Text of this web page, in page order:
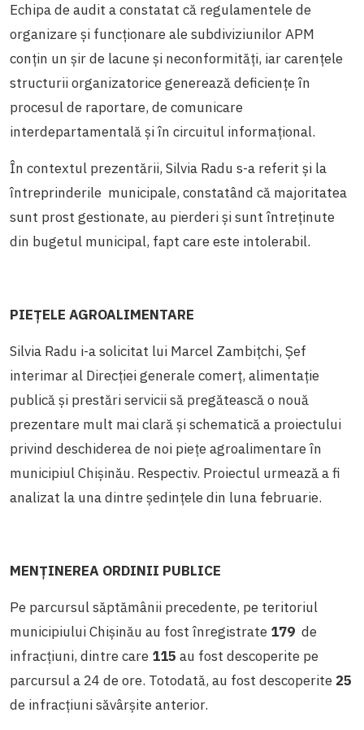
Echipa de audit a constatat că regulamentele de
organizare și funcționare ale subdiviziunilor APM
conțin un șir de lacune și neconformități, iar carențele
structurii organizatorice generează deficiențe în
procesul de raportare, de comunicare
interdepartamentală și în circuitul informațional.
În contextul prezentării, Silvia Radu s-a referit și la
întreprinderile municipale, constatând că majoritatea
sunt prost gestionate, au pierderi și sunt întreținute
din bugetul municipal, fapt care este intolerabil.
PIEȚELE AGROALIMENTARE
Silvia Radu i-a solicitat lui Marcel Zambiţchi, Șef
interimar al Direcției generale comerț, alimentație
publică şi prestări servicii să pregătească o nouă
prezentare mult mai clară şi schematică a proiectului
privind deschiderea de noi piețe agroalimentare în
municipiul Chișinău. Respectiv. Proiectul urmează a fi
analizat la una dintre ședințele din luna februarie.
MENȚINEREA ORDINII PUBLICE
Pe parcursul săptămânii precedente, pe teritoriul
municipiului Chișinău au fost înregistrate 179 de
infracțiuni, dintre care 115 au fost descoperite pe
parcursul a 24 de ore. Totodată, au fost descoperite 25
de infracțiuni săvârșite anterior.